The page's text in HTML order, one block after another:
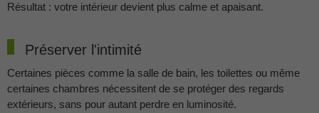
Résultat : votre intérieur devient plus calme et apaisant.
Préserver l'intimité
Certaines pièces comme la salle de bain, les toilettes ou même
certaines chambres nécessitent de se protéger des regards
extérieurs, sans pour autant perdre en luminosité.